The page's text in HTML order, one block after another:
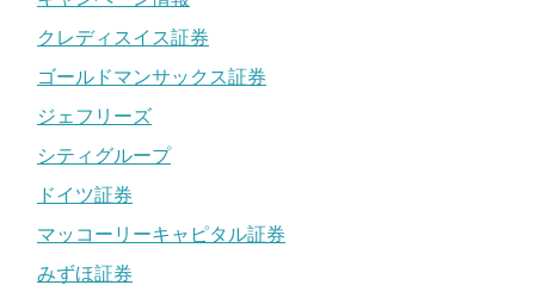
クレディスイス証券
ゴールドマンサックス証券
ジェフリーズ
シティグループ
ドイツ証券
マッコーリーキャピタル証券
みずほ証券